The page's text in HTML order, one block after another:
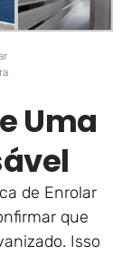
Uma
de Enrolar
que
Isso